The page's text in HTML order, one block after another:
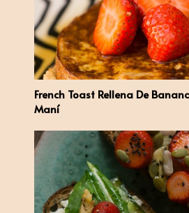
French Toast Rellena De
Maní